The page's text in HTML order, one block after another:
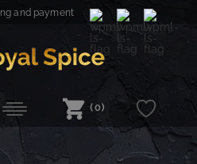
and payment
(0)